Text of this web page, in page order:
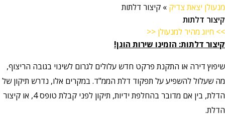
מנעולן יצאת צדיק » קיצור דלתות
קיצור דלתות
>> חיוג מהיר למנעולן <<
קיצור דלתות: הזמינו שירות הוגן!
שיפוץ דירה או התקנת פרקט חדש עלולים לגרום לשינוי בגובה הריצוף,
מה שעלול להשפיע על תפקוד דלת הממ"ד. במקרים אלו, נדרש תיקון של
הדלת, בין אם מדובר בהחלפת ידיות, תיקון לפני קבלת טופס 4, או קיצור
הדלת.